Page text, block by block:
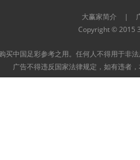
大赢家简介 |
Copyright © 2015
买中国足彩参考之用。任何人不得用于非
广告不得违反国家法律规定，如有违者